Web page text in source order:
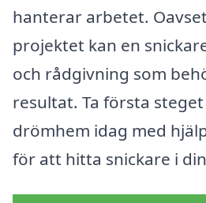
hanterar arbetet.
projektet kan en
och rådgivning som
resultat. Ta första
drömhem idag med
för att hitta snickare i